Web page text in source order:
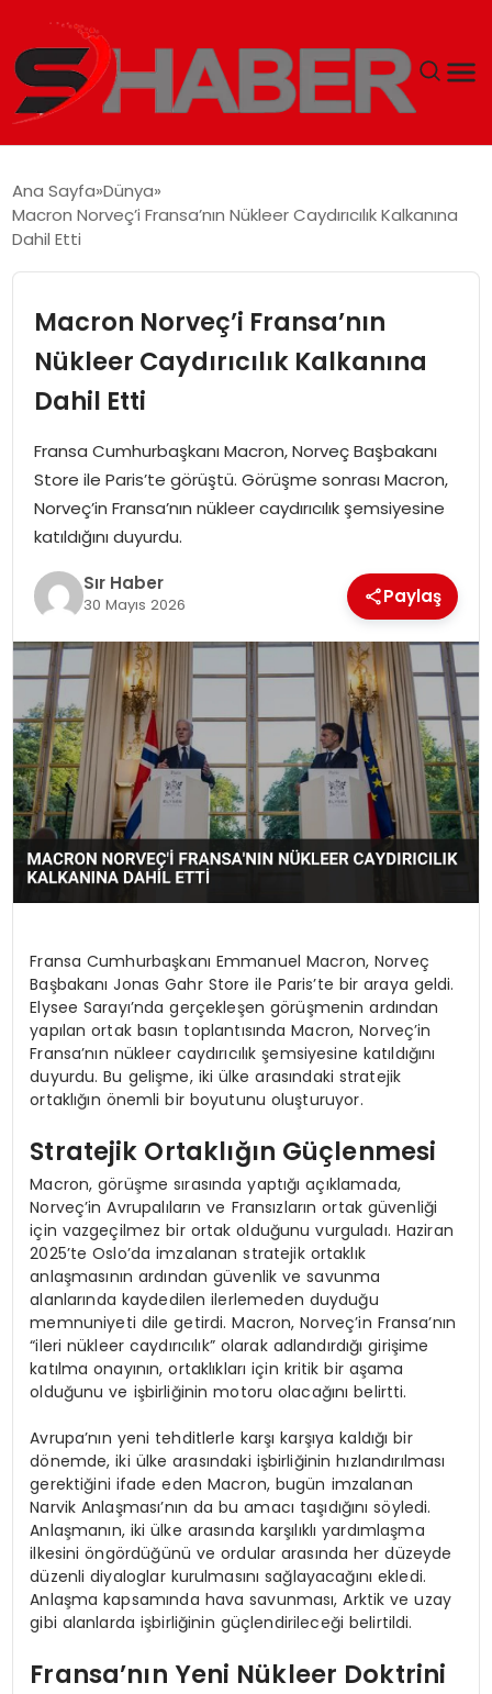
MAGAZIN
EKONOMI
SIYASET
EĞITIM
YAŞAM
Ana Sayfa Dünya
Macron Norveç’i Fransa’nın Nükleer Caydırıcılık Kalkanına
Dahil Etti
Macron Norveç’i Fransa’nın
Nükleer Caydırıcılık Kalkanına
Dahil Etti
Fransa Cumhurbaşkanı Macron, Norveç Başbakanı
Store ile Paris’te görüştü. Görüşme sonrası Macron,
Norveç’in Fransa’nın nükleer caydırıcılık şemsiyesine
katıldığını duyurdu.
Sır Haber
30 Mayıs 2026 Paylaş
Fransa Cumhurbaşkanı Emmanuel Macron, Norveç
Başbakanı Jonas Gahr Store ile Paris’te bir araya geldi.
Elysee Sarayı’nda gerçekleşen görüşmenin ardından
yapılan ortak basın toplantısında Macron, Norveç’in
Fransa’nın nükleer caydırıcılık şemsiyesine katıldığını
duyurdu. Bu gelişme, iki ülke arasındaki stratejik
ortaklığın önemli bir boyutunu oluşturuyor.
Stratejik Ortaklığın Güçlenmesi
Macron, görüşme sırasında yaptığı açıklamada,
Norveç’in Avrupalıların ve Fransızların ortak güvenliği
için vazgeçilmez bir ortak olduğunu vurguladı. Haziran
2025’te Oslo’da imzalanan stratejik ortaklık
anlaşmasının ardından güvenlik ve savunma
alanlarında kaydedilen ilerlemeden duyduğu
memnuniyeti dile getirdi. Macron, Norveç’in Fransa’nın
“ileri nükleer caydırıcılık” olarak adlandırdığı girişime
katılma onayının, ortaklıkları için kritik bir aşama
olduğunu ve işbirliğinin motoru olacağını belirtti.
Avrupa’nın yeni tehditlerle karşı karşıya kaldığı bir
dönemde, iki ülke arasındaki işbirliğinin hızlandırılması
gerektiğini ifade eden Macron, bugün imzalanan
Narvik Anlaşması’nın da bu amacı taşıdığını söyledi.
Anlaşmanın, iki ülke arasında karşılıklı yardımlaşma
ilkesini öngördüğünü ve ordular arasında her düzeyde
düzenli diyaloglar kurulmasını sağlayacağını ekledi.
Anlaşma kapsamında hava savunması, Arktik ve uzay
gibi alanlarda işbirliğinin güçlendirileceği belirtildi.
Fransa’nın Yeni Nükleer Doktrini